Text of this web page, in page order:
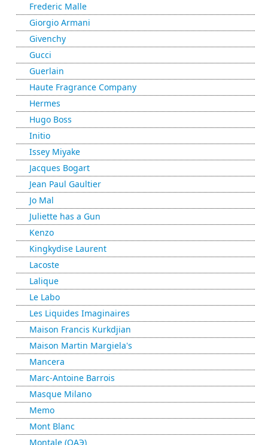
Frederic Malle
Giorgio Armani
Givenchy
Gucci
Guerlain
Haute Fragrance Company
Hermes
Hugo Boss
Initio
Issey Miyake
Jacques Bogart
Jean Paul Gaultier
Jo Mal
Juliette has a Gun
Kenzo
Kingkydise Laurent
Lacoste
Lalique
Le Labo
Les Liquides Imaginaires
Maison Francis Kurkdjian
Maison Martin Margiela's
Mancera
Marc-Antoine Barrois
Masque Milano
Memo
Mont Blanc
Montale (ОАЭ)